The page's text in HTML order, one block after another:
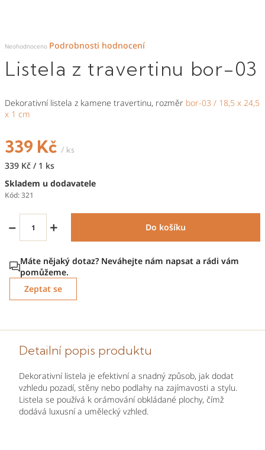
Listela z travertinu bor-03
Průměrné
hodnocení
je
0,0
5
Neohodnoceno Podrobnosti hodnocení
Dekorativní listela z kamene travertinu, rozměr bor-03 / 18,5 x 24,5
x 1 cm
339 Kč / ks
Měrná
339 Kč / 1 ks
Skladem u dodavatele
Kód:321
+
− Do košíku
Zeptat se
Detailní popis produktu
Dekorativní listela je efektivní a snadný způsob, jak dodat
vzhledu pozadí, stěny nebo podlahy na zajímavosti a stylu.
Listela se používá k orámování obkládané plochy, čímž
dodává luxusní a umělecký vzhled.